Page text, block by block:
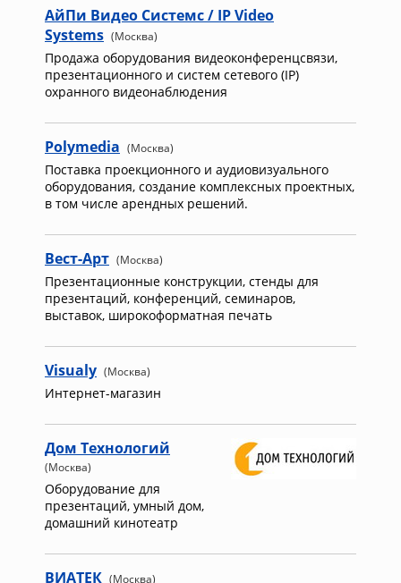
АйПи Видео Системс / IP Video
Systems (Москва)
Продажа оборудования видеоконференцсвязи,
презентационного и систем сетевого (IP)
охранного видеонаблюдения
Polymedia (Москва)
Поставка проекционного и аудиовизуального
оборудования, создание комплексных проектных,
в том числе арендных решений.
Вест-Арт (Москва)
Презентационные конструкции, стенды для
презентаций, конференций, семинаров,
выставок, широкоформатная печать
Visualy (Москва)
Интернет-магазин
Дом Технологий
(Москва)
Оборудование для
презентаций, умный дом,
домашний кинотеатр
ВИАТЕК (Москва)